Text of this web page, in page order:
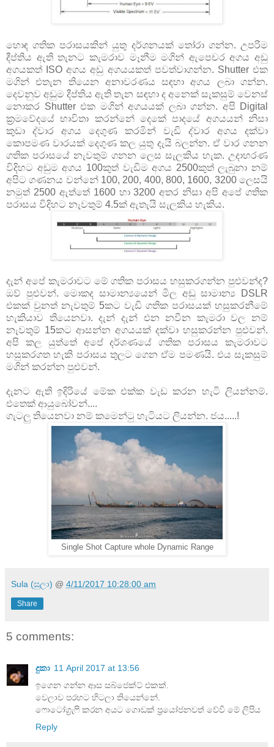
හොඳ ගතික පරාසයකින් යුතු දර්ශනයක් තෝරා ගන්න. උපරිම
දීප්තිය ඇති තැනට කැමරාව මෑනීම මගින් ඇපෙචර අගය අඩු
අගයකත් ISO අගය අඩු අගයයකත් පවත්වාගන්න. Shutter එක
මගින් එතැන තියෙන අනාවරණය සඳහා අගය ලබා ගන්න.
දෙවනුව අඩුම දීප්තිය ඇති තැන සඳහා ද අනෙක් සැකසුම් වෙනස්
නොකර Shutter එක මගින් අගයයක් ලබා ගන්න. අපි Digital
ක්‍රමවේදයේ භාවිතා කරන්නේ දෙකේ පාදයේ අගයයන් නිසා
කුඩා ද්වාර අගය දෙගුණ කරමින් වැඩි ද්වාර අගය දක්වා
කොපමණ වාරයක් දෙගුණ කල යුතු දැයි බලන්න. ඒ වාර ගනන
ගතික පරාසයේ නැවතුම් ගනන ලෙස සැලකිය හැක. උදාහරණ
විදිහට අඩුම අගය 100කුත් වැඩිම අගය 2500කුත් ලැබුනා නම්
අපිට ගණනය වන්නේ 100, 200, 400, 800, 1600, 3200 ලෙසයි
නමුත් 2500 ඇත්තේ 1600 හා 3200 අතර නිසා අපි අපේ ගතික
පරාසය විදිහට නැවතුම් 4.5ක් ඇතැයි සැලකිය හැකිය.
දැන් අපේ කැමරාවට මේ ගතික පරාසය හසුකරගන්න පුළුවන්ද?
ඔව් පුළුවන්. මොකද සාමාන්‍යයෙන් මිල අඩු සාමාන්‍ය DSLR
එකක් වුනත් නැවතුම් 5කට වැඩි ගතික පරාසයක් හසුකරනීමේ
හැකියාව තියෙනවා. දැන් දැන් එන නවීන කැමරා වල නම්
නැවතුම් 15කට ආසන්න අගයයක් දක්වා හසුකරන්න පුළුවන්.
අපි කල යුත්තේ අපේ දර්ශණයේ ගතික පරාසය කැමරාවට
හසුකරගත හැකි පරාසය තුලට ගෙන ඒම පමණයි. එය සැකසුම්
මගින් කරන්න පුළුවන්.
දැනට ඇති ඉදිරියේ මේක එක්ක වැඩ කරන හැටි ලියන්නම්.
එතෙක් ආයුබෝවන්....
ගැටලු තියෙනවා නම් කමෙන්ටු හැටියට ලියන්න. ජය.....!
Single Shot Capture whole Dynamic Range
Sula (සුලා) @ 4/11/2017 10:28:00 am
Share
5 comments:
දුකා 11 April 2017 at 13:56
ඉගෙන ගන්න ආස සබ්ජෙක්ට් එකක්.
වෙලාව පරහට හිටලා තියෙන්නේ.
ෆොටෝග්‍රැෆි කරන අයට ගොඩක් ප්‍රයෝජනවත් වේවි මේ ලිපිය
Reply